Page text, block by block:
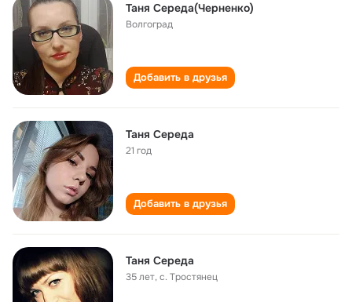
Таня Середа(Черненко)
Волгоград
Добавить в друзья
Таня Середа
21 год
Добавить в друзья
Таня Середа
35 лет,с. Тростянец